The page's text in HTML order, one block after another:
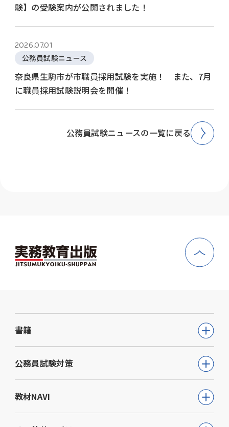
験】の受験案内が公開されました！
2026.07.01
公務員試験ニュース
奈良県生駒市が市職員採用試験を実施！ また、7月
に職員採用試験説明会を開催！
公務員試験ニュースの一覧に戻る
書籍
公務員試験
教員採用試験
就職・資格・検定
教育・学参
公務員試験対策
公務員試験について知る
通信講座
教材NAVI
高等学校向け事業